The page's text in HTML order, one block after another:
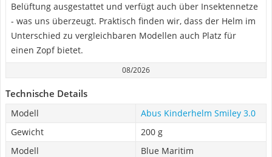
Belüftung ausgestattet und verfügt auch über Insektennetze
- was uns überzeugt. Praktisch finden wir, dass der Helm im
Unterschied zu vergleichbaren Modellen auch Platz für
einen Zopf bietet.
08/2026
Technische Details
Modell
Abus Kinderhelm Smiley 3.0
Gewicht
200 g
Modell
Blue Maritim